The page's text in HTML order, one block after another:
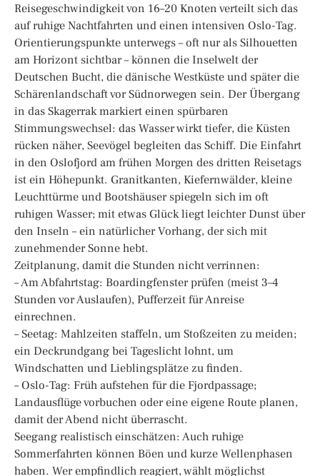
Reisegeschwindigkeit von 16–20 Knoten verteilt sich das
auf ruhige Nachtfahrten und einen intensiven Oslo-Tag.
Orientierungspunkte unterwegs – oft nur als Silhouetten
am Horizont sichtbar – können die Inselwelt der
Deutschen Bucht, die dänische Westküste und später die
Schärenlandschaft vor Südnorwegen sein. Der Übergang
in das Skagerrak markiert einen spürbaren
Stimmungswechsel: das Wasser wirkt tiefer, die Küsten
rücken näher, Seevögel begleiten das Schiff. Die Einfahrt
in den Oslofjord am frühen Morgen des dritten Reisetags
ist ein Höhepunkt. Granitkanten, Kiefernwälder, kleine
Leuchttürme und Bootshäuser spiegeln sich im oft
ruhigen Wasser; mit etwas Glück liegt leichter Dunst über
den Inseln – ein natürlicher Vorhang, der sich mit
zunehmender Sonne hebt.
Zeitplanung, damit die Stunden nicht verrinnen:
– Am Abfahrtstag: Boardingfenster prüfen (meist 3–4
Stunden vor Auslaufen), Pufferzeit für Anreise
einrechnen.
– Seetag: Mahlzeiten staffeln, um Stoßzeiten zu meiden;
ein Deckrundgang bei Tageslicht lohnt, um
Windschatten und Lieblingsplätze zu finden.
– Oslo-Tag: Früh aufstehen für die Fjordpassage;
Landausflüge vorbuchen oder eine eigene Route planen,
damit der Abend nicht überrascht.
Seegang realistisch einschätzen: Auch ruhige
Sommerfahrten können Böen und kurze Wellenphasen
haben. Wer empfindlich reagiert, wählt möglichst